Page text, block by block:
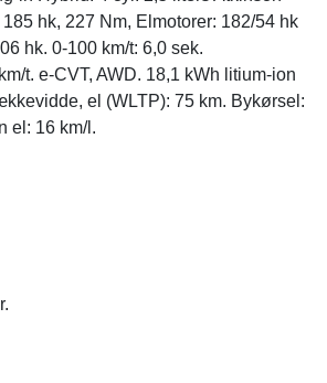
hk, 227 Nm, Elmotorer: 182/54 hk
hk. 0-100 km/t: 6,0 sek.
t. e-CVT, AWD. 18,1 kWh litium-ion
el (WLTP): 75 km. Bykørsel:
el: 16 km/l.